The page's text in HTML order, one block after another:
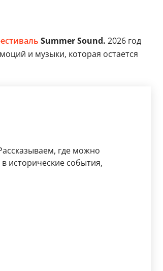
Summer Sound. 2026 год
и музыки, которая остается
где можно
исторические события,